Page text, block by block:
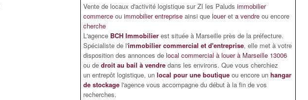
Vente de locaux d'activité logistique sur ZI les Paludsimmobilier
commerceouimmobilier entrepriseainsi quelouereta vendreou encore
cherche
L'agence BCH Immobilier est située à Marseille près de la préfecture.
Spécialiste de l'immobilier commercial et d'entreprise, elle met à votre
disposition des annonces delocal commercial à louer à Marseille 13006
ou dedroit au bail à vendre dans les environs. Que vous cherchiez
un entrepôt logistique, unlocal pour une boutique ou encore unhangar
de stockage l'agence vous accompagne du début à la fin de vos
recherches.